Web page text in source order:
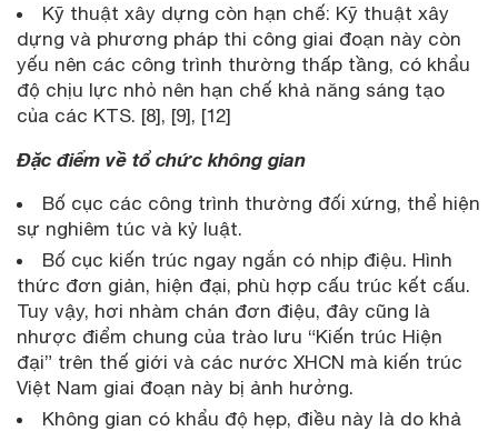
Kỹ thuật xây dựng còn hạn chế: Kỹ thuật xây
dựng và phương pháp thi công giai đoạn này còn
yếu nên các công trình thường thấp tầng, có khẩu
độ chịu lực nhỏ nên hạn chế khả năng sáng tạo
của các KTS. [8], [9], [12]
Đặc điểm về tổ chức không gian
Bố cục các công trình thường đối xứng, thể hiện
sự nghiêm túc và kỷ luật.
Bố cục kiến trúc ngay ngắn có nhịp điệu. Hình
thức đơn giản, hiện đại, phù hợp cấu trúc kết cấu.
Tuy vậy, hơi nhàm chán đơn điệu, đây cũng là
nhược điểm chung của trào lưu “Kiến trúc Hiện
đại” trên thế giới và các nước XHCN mà kiến trúc
Việt Nam giai đoạn này bị ảnh hưởng.
Không gian có khẩu độ hẹp, điều này là do khả